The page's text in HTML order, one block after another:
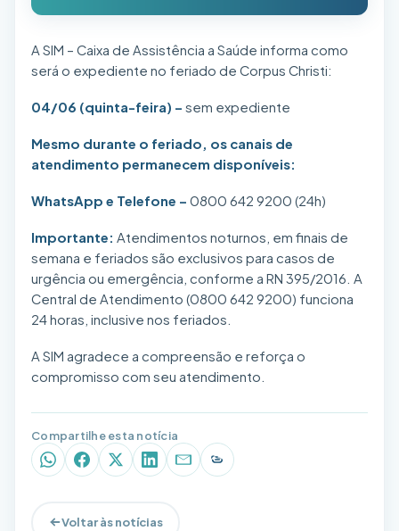
A SIM – Caixa de Assistência a Saúde informa como
será o expediente no feriado de Corpus Christi:
04/06 (quinta-feira) – sem expediente
Mesmo durante o feriado, os canais de
atendimento permanecem disponíveis:
WhatsApp e Telefone – 0800 642 9200 (24h)
Importante: Atendimentos noturnos, em finais de
semana e feriados são exclusivos para casos de
urgência ou emergência, conforme a RN 395/2016. A
Central de Atendimento (0800 642 9200) funciona
24 horas, inclusive nos feriados.
A SIM agradece a compreensão e reforça o
compromisso com seu atendimento.
Compartilhe esta notícia
WhatsAppFacebookX (Twitter)
LinkedInE-mailCopiar link
Voltar às notícias